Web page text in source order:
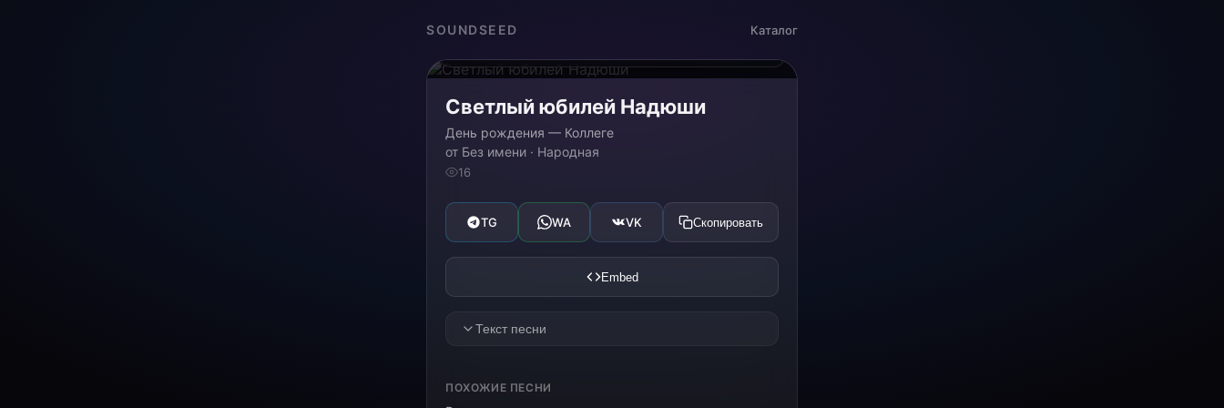
SOUNDSEED Каталог
Светлый юбилей Надюши
День рождения — Коллеге
от Без имени · Народная
16
TG WA VK Скопировать
Embed
Текст песни
ПОХОЖИЕ ПЕСНИ